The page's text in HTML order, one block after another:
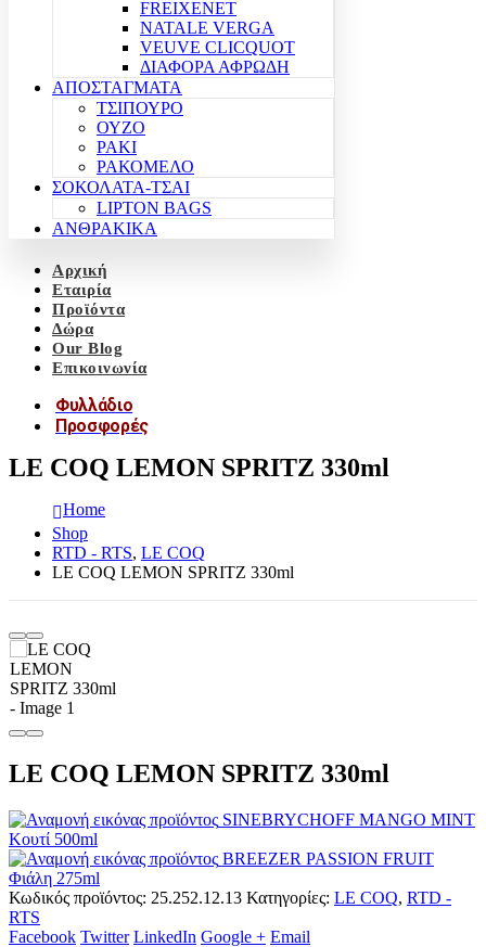
FREIXENET
NATALE VERGA
VEUVE CLICQUOT
ΔΙΑΦΟΡΑ ΑΦΡΩΔΗ
ΑΠΟΣΤΑΓΜΑΤΑ
ΤΣΙΠΟΥΡΟ
ΟΥΖΟ
ΡΑΚΙ
ΡΑΚΟΜΕΛΟ
ΣΟΚΟΛΑΤΑ-ΤΣΑΙ
LIPTON BAGS
ΑΝΘΡΑΚΙΚΑ
Αρχική
Εταιρία
Προϊόντα
Δώρα
Our Blog
Επικοινωνία
Φυλλάδιο
Προσφορές
LE COQ LEMON SPRITZ 330ml
Home
Shop
RTD - RTS, LE COQ
LE COQ LEMON SPRITZ 330ml
LE COQ LEMON SPRITZ 330ml
SINEBRYCHOFF MANGO MINT
Κουτί 500ml
BREEZER PASSION FRUIT
Φιάλη 275ml
Κωδικός προϊόντος: 25.252.12.13 Κατηγορίες: LE COQ, RTD -
RTS
Facebook Twitter LinkedIn Google + Email